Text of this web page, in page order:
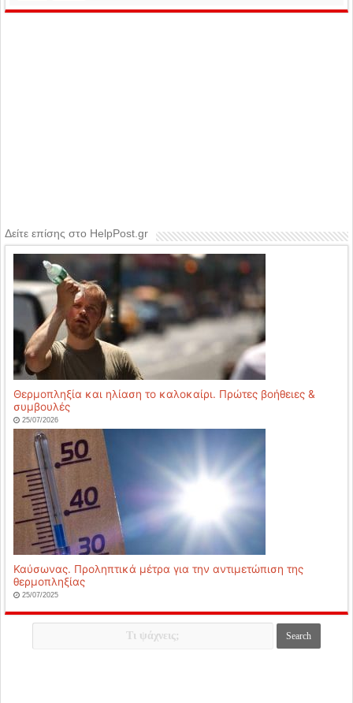
Δείτε επίσης στο HelpPost.gr
Θερμοπληξία και ηλίαση το καλοκαίρι. Πρώτες βοήθειες &
συμβουλές
25/07/2026
Καύσωνας. Προληπτικά μέτρα για την αντιμετώπιση της
θερμοπληξίας
25/07/2025